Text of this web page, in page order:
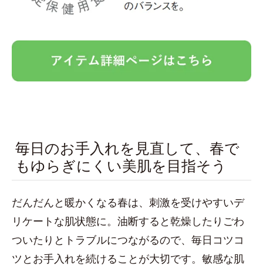
毎日のお手入れを見直して、春で
もゆらぎにくい美肌を目指そう
だんだんと暖かくなる春は、刺激を受けやすいデ
リケートな肌状態に。油断すると乾燥したりごわ
ついたりとトラブルにつながるので、毎日コツコ
ツとお手入れを続けることが大切です。敏感な肌